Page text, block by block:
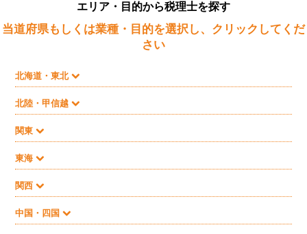
エリア・目的から税理士を探す
当道府県もしくは業種・目的を選択し、クリックしてくだ
さい
北海道・東北
北陸・甲信越
関東
東海
関西
中国・四国